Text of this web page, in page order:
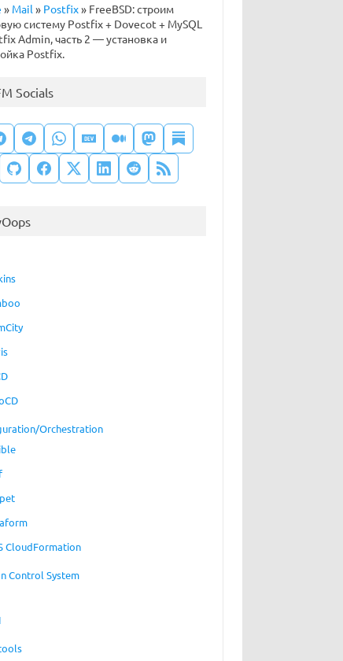
» Mail » Postfix» FreeBSD: строим
систему Postfix + Dovecot + MySQL
Admin, часть 2 — установка и
Postfix.
Socials
Orchestration
CloudFormation
Control System